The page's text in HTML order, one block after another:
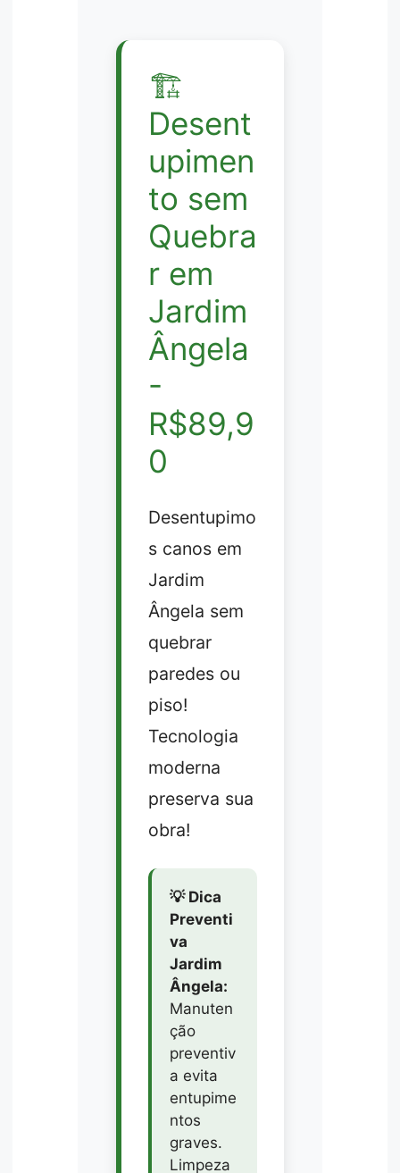
🏗️
Desent
upimen
to sem
Quebra
r em
Jardim
Ângela
-
R$89,9
0
Desentupimo
s canos em
Jardim
Ângela sem
quebrar
paredes ou
piso!
Tecnologia
moderna
preserva sua
obra!
💡 Dica
Preventi
va
Jardim
Ângela:
Manuten
ção
preventiv
a evita
entupime
ntos
graves.
Limpeza